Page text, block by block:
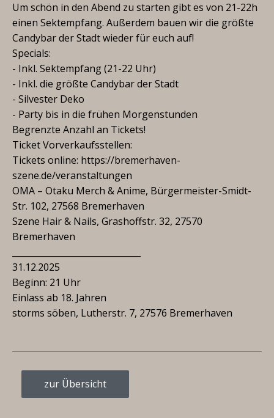
Um schön in den Abend zu starten gibt es von 21-22h
einen Sektempfang. Außerdem bauen wir die größte
Candybar der Stadt wieder für euch auf!
Specials:
- Inkl. Sektempfang (21-22 Uhr)
- Inkl. die größte Candybar der Stadt
- Silvester Deko
- Party bis in die frühen Morgenstunden
Begrenzte Anzahl an Tickets!
Ticket Vorverkaufsstellen:
Tickets online: https://bremerhaven-
szene.de/veranstaltungen
OMA – Otaku Merch & Anime, Bürgermeister-Smidt-
Str. 102, 27568 Bremerhaven
Szene Hair & Nails, Grashoffstr. 32, 27570
Bremerhaven
31.12.2025
Beginn: 21 Uhr
Einlass ab 18. Jahren
storms söben, Lutherstr. 7, 27576 Bremerhaven
zur Übersicht